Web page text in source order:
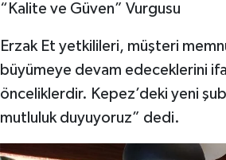
“Kalite ve Güven” Vurgusu
Erzak Et yetkilileri, müşteri
büyümeye devam edeceklerini
önceliklerdir. Kepez’deki yeni
mutluluk duyuyoruz” dedi.